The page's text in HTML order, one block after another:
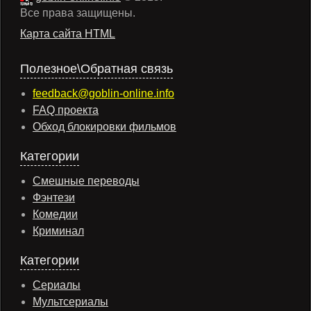
Все права защищены.
Карта сайта HTML
Полезное\Обратная связь
feedback@goblin-online.info
FAQ проекта
Обход блокировки фильмов
Категории
Смешные переводы
Фэнтези
Комедии
Криминал
Категории
Сериалы
Мультсериалы